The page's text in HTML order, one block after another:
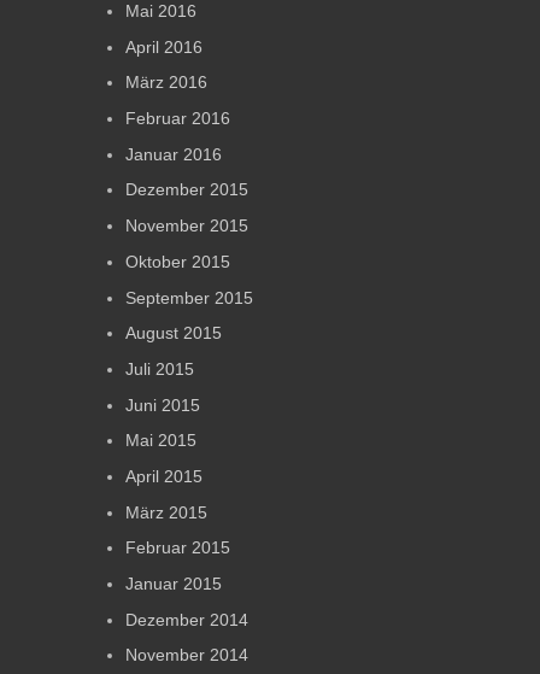
Mai 2016
April 2016
März 2016
Februar 2016
Januar 2016
Dezember 2015
November 2015
Oktober 2015
September 2015
August 2015
Juli 2015
Juni 2015
Mai 2015
April 2015
März 2015
Februar 2015
Januar 2015
Dezember 2014
November 2014